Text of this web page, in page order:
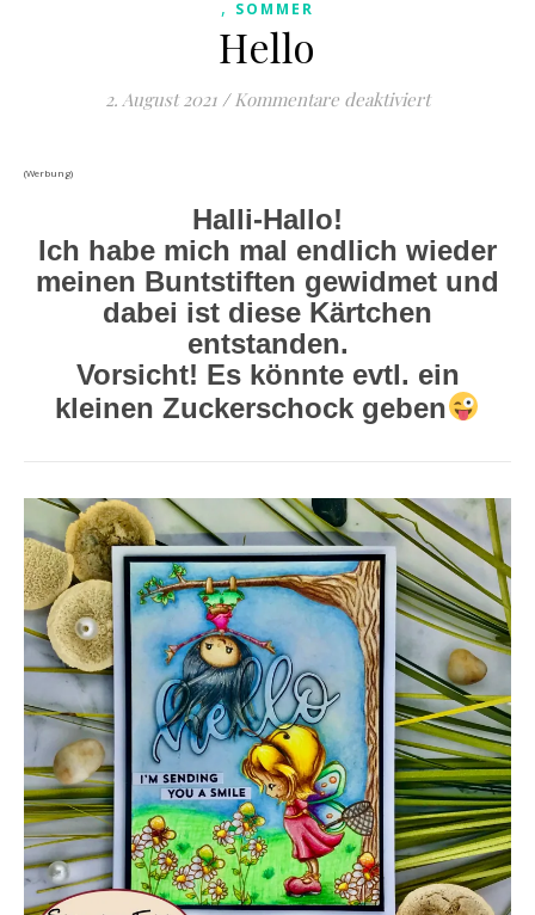
, SOMMER
Hello
2. August 2021 / Kommentare deaktiviertfür Hello
(Werbung)
Halli-Hallo!
Ich habe mich mal endlich wieder
meinen Buntstiften gewidmet und
dabei ist diese Kärtchen
entstanden.
Vorsicht! Es könnte evtl. ein
kleinen Zuckerschock geben